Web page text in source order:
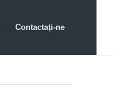
Contactați-ne